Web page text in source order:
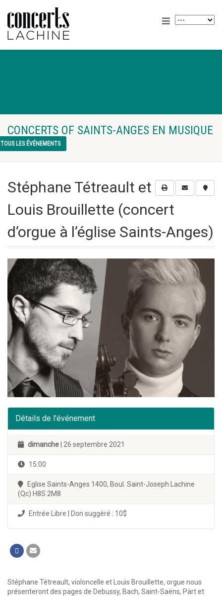
CONCERTS OF SAINTS-ANGES EN MUSIQUE
TOUS LES ÉVÉNEMENTS
Stéphane Tétreault et
Louis Brouillette (concert
d’orgue à l’église Saints-Anges)
Détails de l'événement
dimanche | 26 septembre 2021
15:00
Eglise Saints-Anges 1400, Boul. Saint-Joseph Lachine
(Qc) H8S 2M8
Entrée Libre | Don suggéré : 10$
Stéphane Tétreault, violoncelle et Louis Brouillette, orgue nous
présenteront des pages de Debussy, Bach, Saint-Saëns, Pärt et